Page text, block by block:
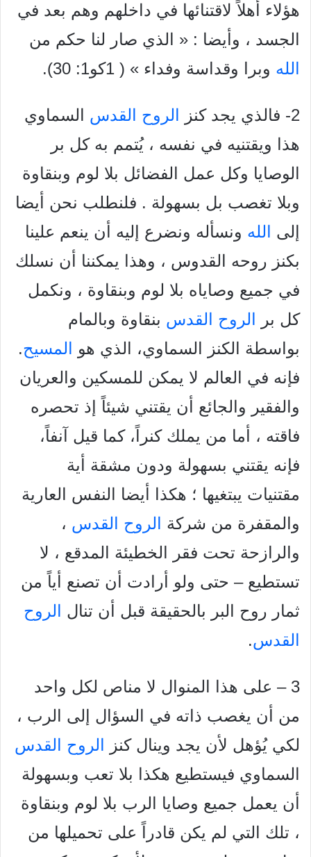
هؤلاء أهلاً لاقتنائها في داخلهم وهم بعد في
الجسد ، وأيضا : « الذي صار لنا حكم من
الله وبرا وقداسة وفداء » ( 1كو1: 30).
2- فالذي يجد کنز الروح القدس السماوي
هذا ويقتنيه في نفسه ، يُتمم به كل بر
الوصايا وكل عمل الفضائل بلا لوم وبنقاوة
وبلا تغصب بل بسهولة . فلنطلب نحن أيضا
إلى
الله ونسأله ونضرع إليه أن ينعم علينا
بكنز روحه القدوس ، وهذا يمكننا أن نسلك
في جميع وصاياه بلا لوم وبنقاوة ، ونكمل
كل بر
الروح القدس بنقاوة وبالمام
بواسطة الكنز السماوي، الذي هو
المسيح.
فإنه في العالم لا يمكن للمسكين والعريان
والفقير والجائع أن يقتني شيئاً إذ تحصره
فاقته ، أما من يملك کنراً، كما قيل آنفاً،
فإنه يقتني بسهولة ودون مشقة أية
مقتنيات يبتغيها ؛ هكذا أيضا النفس العارية
والمقفرة من شركة
الروح القدس ،
والرازحة تحت فقر الخطيئة المدقع ، لا
تستطيع – حتى ولو أرادت أن تصنع أياً من
ثمار روح البر بالحقيقة قبل أن تنال
الروح
القدس.
3 – على هذا المنوال لا مناص لكل واحد
من أن يغصب ذاته في السؤال إلى الرب ،
لكي يُؤهل لأن يجد وينال كنز
الروح القدس
السماوي فيستطيع هكذا بلا تعب وبسهولة
أن يعمل جميع وصايا الرب بلا لوم وبنقاوة
، تلك التي لم يكن قادراً على تحميلها من